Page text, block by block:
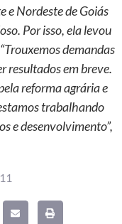
e Nordeste de Goiás
Por isso, ela levou
demandas
resultados em breve.
reforma agrária e
trabalhando
e desenvolvimento”,